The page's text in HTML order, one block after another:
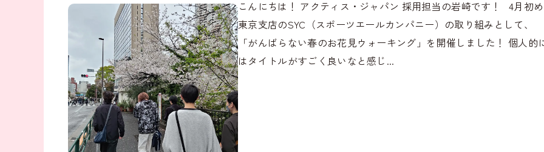
こんにちは！ アクティス・ジャパン 採用担当の岩崎です！ 4月初
東京支店のSYC（スポーツエールカンパニー）の取り組みとして、
「がんばらない春のお花見ウォーキング」を開催しました！ 個人的
はタイトルがすごく良いなと感じ...